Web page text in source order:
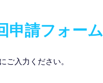
申請フォーム
ご入力ください。